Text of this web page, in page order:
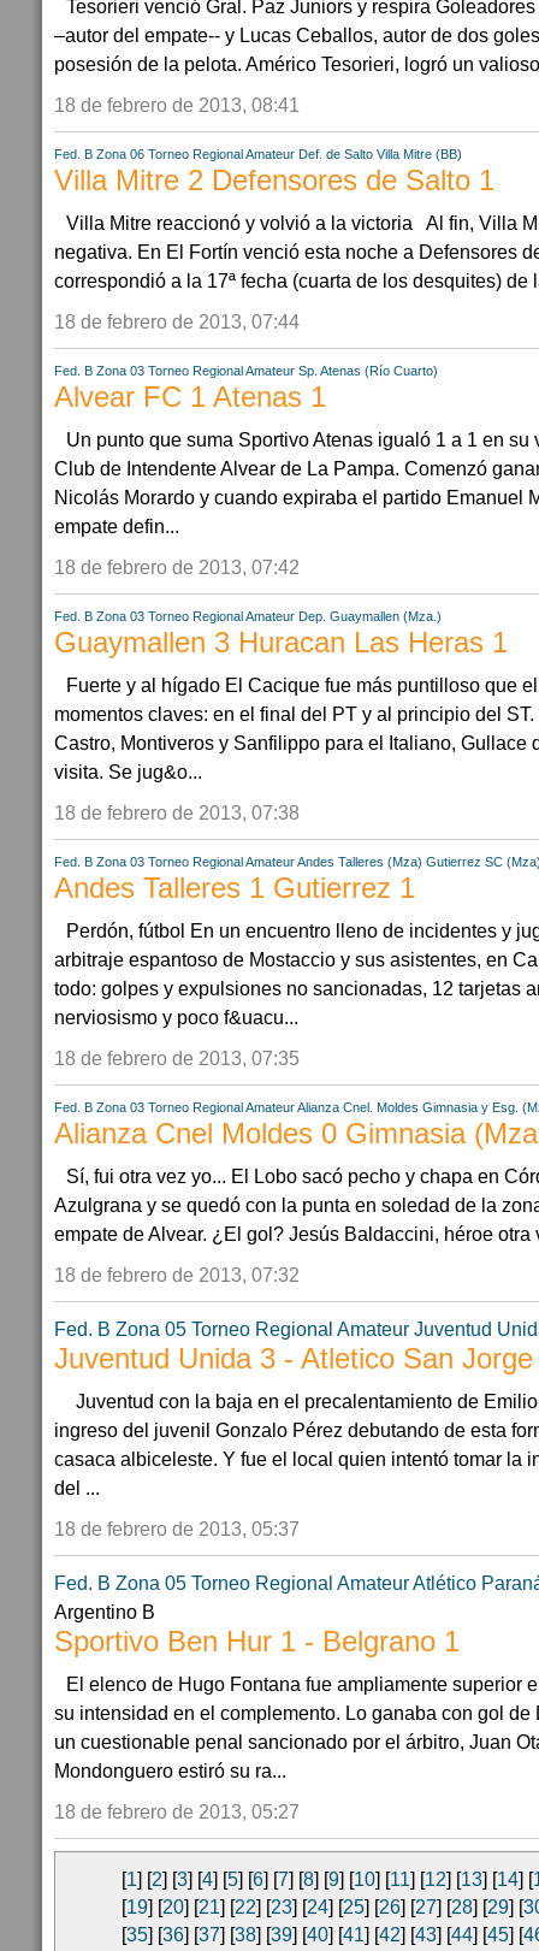
Tesorieri venció Gral. Paz Juniors y respira
–autor del empate-- y Lucas Ceballos, autor de dos
posesión de la pelota. Américo Tesorieri, logró un
18 de febrero de 2013, 08:41
Fed. B Zona 06 Torneo Regional Amateur Def. de Salto Villa Mitre (BB)
Villa Mitre 2 Defensores de Salto 1
Villa Mitre reaccionó y volvió a la victoria Al fin, Villa
negativa. En El Fortín venció esta noche a Defensores
correspondió a la 17ª fecha (cuarta de los desquites) de
18 de febrero de 2013, 07:44
Fed. B Zona 03 Torneo Regional Amateur Sp. Atenas (Río Cuarto)
Alvear FC 1 Atenas 1
Un punto que suma Sportivo Atenas igualó 1 a 1 en
Club de Intendente Alvear de La Pampa. Comenzó
Nicolás Morardo y cuando expiraba el partido Emanuel
empate defin...
18 de febrero de 2013, 07:42
Fed. B Zona 03 Torneo Regional Amateur Dep. Guaymallen (Mza.)
Guaymallen 3 Huracan Las Heras 1
Fuerte y al hígado El Cacique fue más puntilloso que
momentos claves: en el final del PT y al principio del
Castro, Montiveros y Sanfilippo para el Italiano, Gullace
visita. Se jug&o...
18 de febrero de 2013, 07:38
Fed. B Zona 03 Torneo Regional AmateurAndes Talleres (Mza) Gutierrez SC
Andes Talleres 1 Gutierrez 1
Perdón, fútbol En un encuentro lleno de incidentes y
arbitraje espantoso de Mostaccio y sus asistentes, en
todo: golpes y expulsiones no sancionadas, 12 tarjetas
nerviosismo y poco f&uacu...
18 de febrero de 2013, 07:35
Fed. B Zona 03 Torneo Regional AmateurAlianza Cnel. Moldes Gimnasia y Esg.
Alianza Cnel Moldes 0 Gimnasia
Sí, fui otra vez yo... El Lobo sacó pecho y chapa en
Azulgrana y se quedó con la punta en soledad de la
empate de Alvear. ¿El gol? Jesús Baldaccini, héroe otra
18 de febrero de 2013, 07:32
Fed. B Zona 05 Torneo Regional Amateur Juventud
Juventud Unida 3 - Atletico San Jorge
Juventud con la baja en el precalentamiento de
ingreso del juvenil Gonzalo Pérez debutando de esta
casaca albiceleste. Y fue el local quien intentó tomar la
del ...
18 de febrero de 2013, 05:37
Fed. B Zona 05 Torneo Regional AmateurAtlético
Argentino B
Sportivo Ben Hur 1 - Belgrano 1
El elenco de Hugo Fontana fue ampliamente superior
su intensidad en el complemento. Lo ganaba con gol de
un cuestionable penal sancionado por el árbitro, Juan
Mondonguero estiró su ra...
18 de febrero de 2013, 05:27
[1] [2] [3] [4] [5] [6] [7] [8] [9] [10] [11] [12] [13] [14] [
[19] [20] [21] [22] [23] [24] [25] [26] [27] [28] [29] [
[35] [36] [37] [38] [39] [40] [41] [42] [43] [44] [45] [